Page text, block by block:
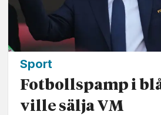
Sport
Fotbollspamp i
ville sälja VM